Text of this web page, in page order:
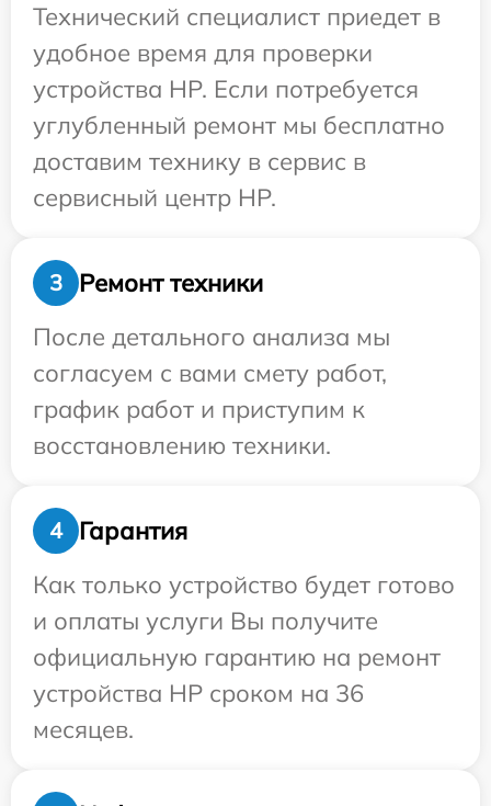
Технический специалист приедет в
удобное время для проверки
устройства HP. Если потребуется
углубленный ремонт мы бесплатно
доставим технику в сервис в
сервисный центр HP.
3
Ремонт техники
После детального анализа мы
согласуем с вами смету работ,
график работ и приступим к
восстановлению техники.
4
Гарантия
Как только устройство будет готово
и оплаты услуги Вы получите
официальную гарантию на ремонт
устройства HP сроком на 36
месяцев.